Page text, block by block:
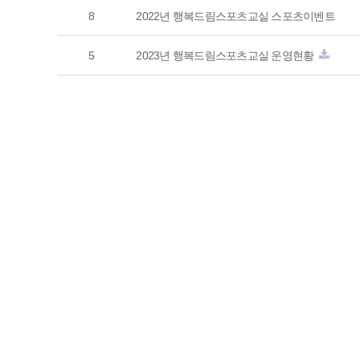
8 2022년 행복드림스포츠교실 스포츠이벤트
5 2023년 행복드림스포츠교실 운영현황